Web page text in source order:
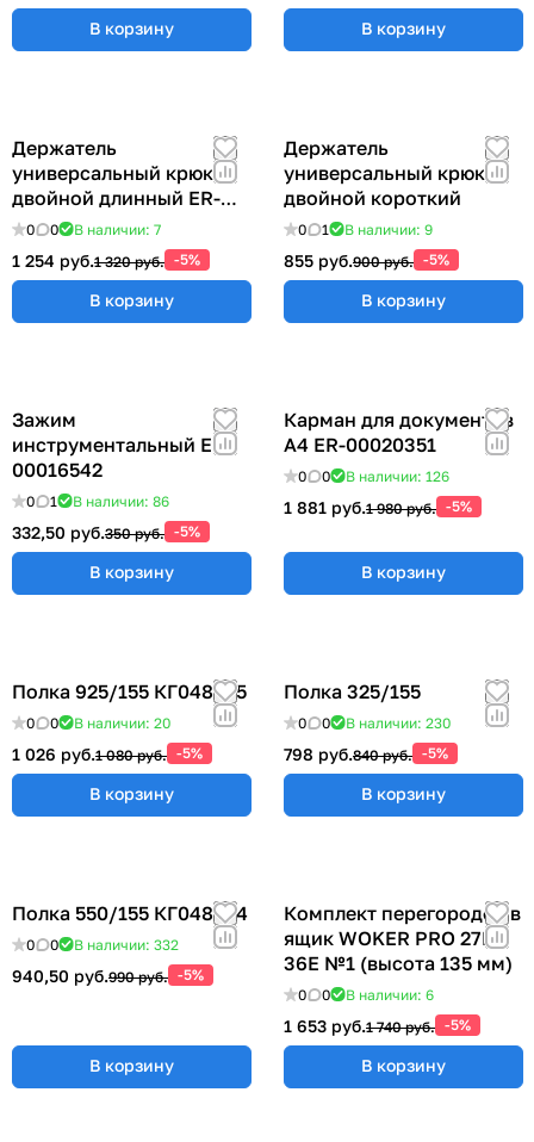
В корзину В корзину
Держатель
универсальный крюк
двойной длинный ER-
00012769
0 0 В наличии: 7
1 254 руб.1 320 руб. -5%
В корзину
Держатель
универсальный крюк
двойной короткий
0 1 В наличии: 9
855 руб.900 руб. -5%
В корзину
Зажим
инструментальный ER-
00016542
0 1 В наличии: 86
332,50 руб.350 руб. -5%
В корзину
Карман для документов
А4 ER-00020351
0 0 В наличии: 126
1 881 руб.1 980 руб. -5%
В корзину
Полка 925/155 КГ048825
0 0 В наличии: 20
1 026 руб.1 080 руб. -5%
В корзину
Полка 325/155
0 0 В наличии: 230
798 руб.840 руб. -5%
В корзину
Полка 550/155 КГ048824
0 0 В наличии: 332
940,50 руб.990 руб. -5%
В корзину
Комплект перегородок в
ящик WOKER PRO 27E х
36E №1 (высота 135 мм)
0 0 В наличии: 6
1 653 руб.1 740 руб. -5%
В корзину